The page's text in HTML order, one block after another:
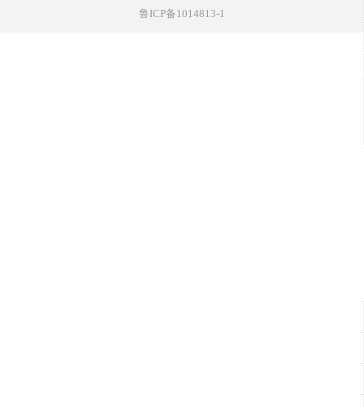
鲁ICP备1014813-1